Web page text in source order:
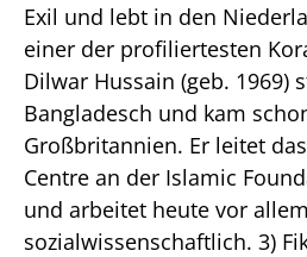
Exil und lebt in den
einer der profiliertesten
Dilwar Hussain (geb. 1969)
Bangladesch und kam
Großbritannien. Er leitet
Centre an der Islamic
und arbeitet heute vor allem
sozialwissenschaftlich. 3)